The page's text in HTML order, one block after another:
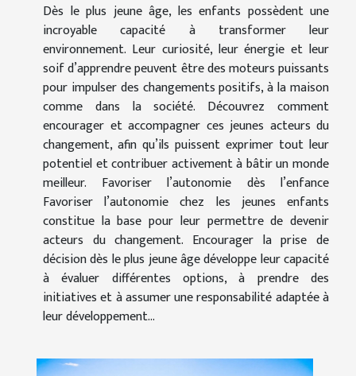
Dès le plus jeune âge, les enfants possèdent une
incroyable capacité à transformer leur
environnement. Leur curiosité, leur énergie et leur
soif d’apprendre peuvent être des moteurs puissants
pour impulser des changements positifs, à la maison
comme dans la société. Découvrez comment
encourager et accompagner ces jeunes acteurs du
changement, afin qu’ils puissent exprimer tout leur
potentiel et contribuer activement à bâtir un monde
meilleur. Favoriser l’autonomie dès l’enfance
Favoriser l’autonomie chez les jeunes enfants
constitue la base pour leur permettre de devenir
acteurs du changement. Encourager la prise de
décision dès le plus jeune âge développe leur capacité
à évaluer différentes options, à prendre des
initiatives et à assumer une responsabilité adaptée à
leur développement...